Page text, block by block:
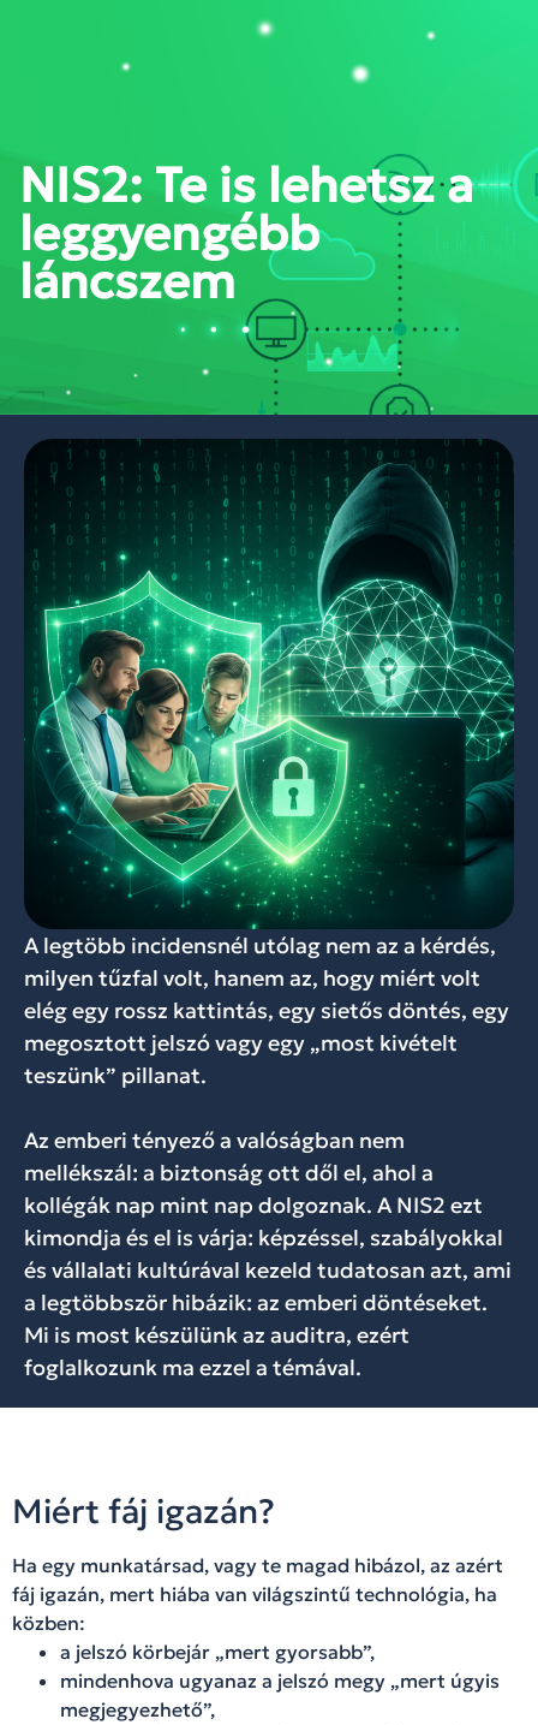
PORTÁL BELÉPÉS
NIS2: Te is lehetsz a
leggyengébb
láncszem
A legtöbb incidensnél utólag nem az a kérdés,
milyen tűzfal volt, hanem az, hogy miért volt
elég egy rossz kattintás, egy sietős döntés, egy
megosztott jelszó vagy egy „most kivételt
teszünk” pillanat.
Az emberi tényező a valóságban nem
mellékszál: a biztonság ott dől el, ahol a
kollégák nap mint nap dolgoznak. A NIS2 ezt
kimondja és el is várja: képzéssel, szabályokkal
és vállalati kultúrával kezeld tudatosan azt, ami
a legtöbbször hibázik: az emberi döntéseket.
Mi is most készülünk az auditra, ezért
foglalkozunk ma ezzel a témával.
Miért fáj igazán?
Ha egy munkatársad, vagy te magad hibázol, az azért
fáj igazán, mert hiába van világszintű technológia, ha
közben:
a jelszó körbejár „mert gyorsabb”,
mindenhova ugyanaz a jelszó megy „mert úgyis
megjegyezhető”,